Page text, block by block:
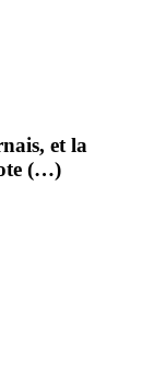
et la
(…)